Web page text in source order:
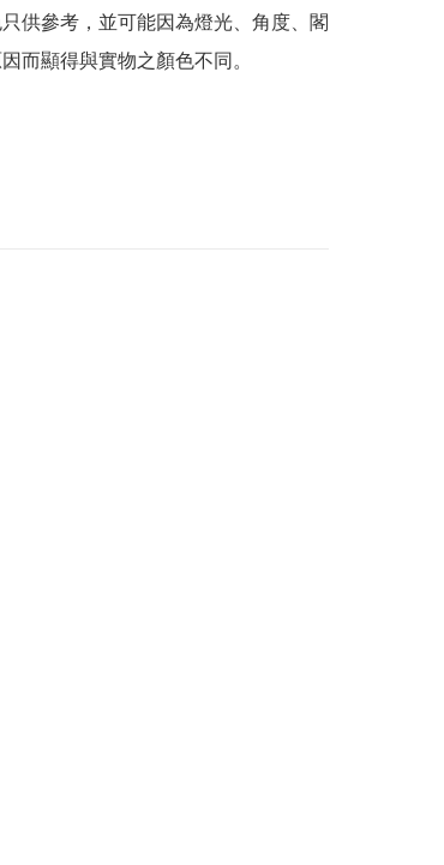
供參考，並可能因為燈光、角度、閣